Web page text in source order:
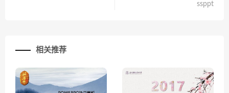
ssppt
相关推荐